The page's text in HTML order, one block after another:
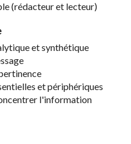
(rédacteur et lecteur)
et synthétique
et périphériques
l'information